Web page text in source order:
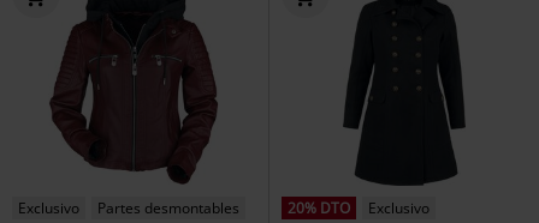
Exclusivo Partes desmontables 20% DTO Exclusivo